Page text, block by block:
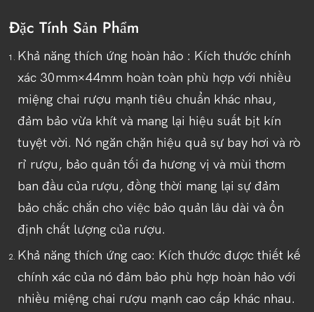
Đặc Tính Sản Phẩm
Khả năng thích ứng hoàn hảo : Kích thước chính
xác 30mm×44mm hoàn toàn phù hợp với nhiều
miệng chai rượu mạnh tiêu chuẩn khác nhau,
đảm bảo vừa khít và mang lại hiệu suất bịt kín
tuyệt vời. Nó ngăn chặn hiệu quả sự bay hơi và rò
rỉ rượu, bảo quản tối đa hương vị và mùi thơm
ban đầu của rượu, đồng thời mang lại sự đảm
bảo chắc chắn cho việc bảo quản lâu dài và ổn
định chất lượng của rượu.
Khả năng thích ứng cao: Kích thước được thiết kế
chính xác của nó đảm bảo phù hợp hoàn hảo với
nhiều miệng chai rượu mạnh cao cấp khác nhau.